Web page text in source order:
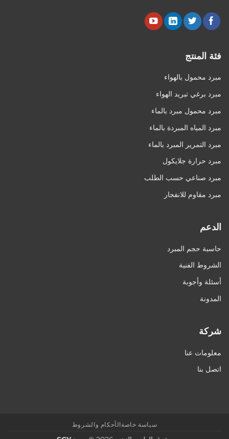
فئة المنتج
مبرد محمول بالهواء
مبرد برغي تبريد الهواء
مبرد محمول مبرد بالماء
مبرد المياه المبردة بالماء
مبرد التمرير المبرد بالماء
مبرد حرارة جلايكول
مبرد صناعي حسب الطلب
مبرد مقاوم للانفجار
الدعم
حاسبة حجم المبرد
الشروط الفنية
أسئلة وأجوبة
المدونة
شركة
معلومات عنا
اتصل بنا
سياسة خاصةالأحكام والشروط